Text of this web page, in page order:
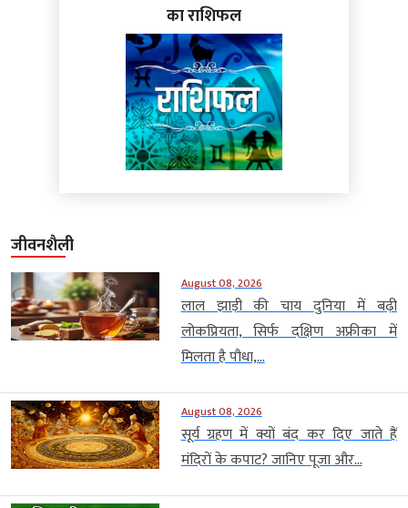
का राशिफल
जीवनशैली
August 08, 2026
लाल झाड़ी की चाय दुनिया में बढ़ी
लोकप्रियता, सिर्फ दक्षिण अफ्रीका में
मिलता है पौधा,...
August 08, 2026
सूर्य ग्रहण में क्यों बंद कर दिए जाते हैं
मंदिरों के कपाट? जानिए पूजा और...